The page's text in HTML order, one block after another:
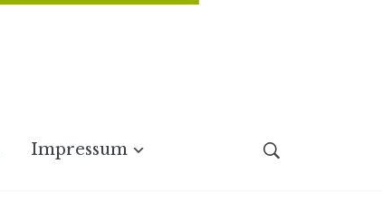
Impressum